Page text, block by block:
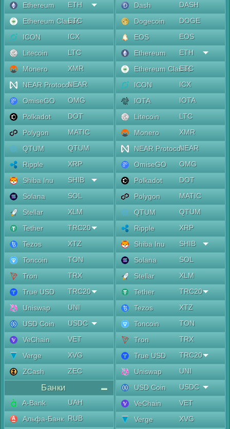
Ethereum
ETH
Ethereum Classic
ETC
ICON
ICX
Litecoin
LTC
Monero
XMR
NEAR ProtocolNEAR
OmiseGO
OMG
Polkadot
DOT
Polygon
MATIC
QTUM
QTUM
Ripple
XRP
Shiba Inu
SHIB
Solana
SOL
Stellar
XLM
Tether
TRC20
Tezos
XTZ
Toncoin
TON
Tron
TRX
True USD
TRC20
Uniswap
UNI
USD Coin
USDC
VeChain
VET
Verge
XVG
ZCash
ZEC
Банки
A-Bank
UAH
Альфа-Банк RUB
Dash
DASH
Dogecoin
DOGE
EOS
EOS
Ethereum
ETH
Ethereum Classic
ETC
ICON
ICX
IOTA
IOTA
Litecoin
LTC
Monero
XMR
NEAR ProtocolNEAR
OmiseGO
OMG
Polkadot
DOT
Polygon
MATIC
QTUM
QTUM
Ripple
XRP
Shiba Inu
SHIB
Solana
SOL
Stellar
XLM
Tether
TRC20
Tezos
XTZ
Toncoin
TON
Tron
TRX
True USD
TRC20
Uniswap
UNI
USD Coin
USDC
VeChain
VET
Verge
XVG